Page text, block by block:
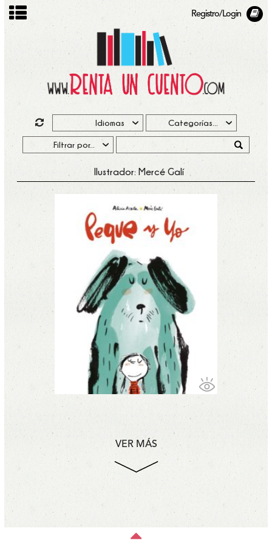
Registro/Login
Ilustrador: Mercé Galí
VER MÁS